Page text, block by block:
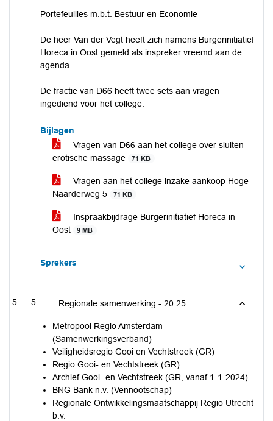
Portefeuilles m.b.t. Bestuur en Economie
De heer Van der Vegt heeft zich namens Burgerinitiatief
Horeca in Oost gemeld als inspreker vreemd aan de
agenda.
De fractie van D66 heeft twee sets aan vragen
ingediend voor het college.
Bijlagen
Vragen van D66 aan het college over sluiten
erotische massage
71 KB
Vragen aan het college inzake aankoop Hoge
Naarderweg 5
71 KB
Inspraakbijdrage Burgerinitiatief Horeca in
Oost
9 MB
Sprekers
5 Regionale samenwerking - 20:25
Metropool Regio Amsterdam
(Samenwerkingsverband)
Veiligheidsregio Gooi en Vechtstreek (GR)
Regio Gooi- en Vechtstreek (GR)
Archief Gooi- en Vechtstreek (GR, vanaf 1-1-2024)
BNG Bank n.v. (Vennootschap)
Regionale Ontwikkelingsmaatschappij Regio Utrecht
b.v.